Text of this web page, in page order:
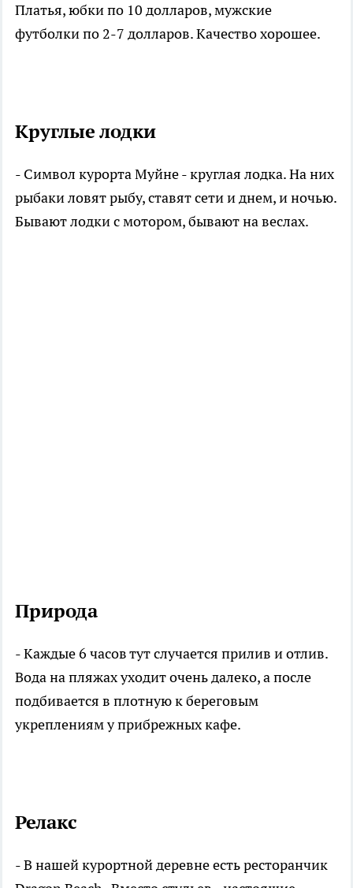
Платья, юбки по 10 долларов, мужские
футболки по 2-7 долларов. Качество хорошее.
Круглые лодки
- Символ курорта Муйне - круглая лодка. На них
рыбаки ловят рыбу, ставят сети и днем, и ночью.
Бывают лодки с мотором, бывают на веслах.
Природа
- Каждые 6 часов тут случается прилив и отлив.
Вода на пляжах уходит очень далеко, а после
подбивается в плотную к береговым
укреплениям у прибрежных кафе.
Релакс
- В нашей курортной деревне есть ресторанчик